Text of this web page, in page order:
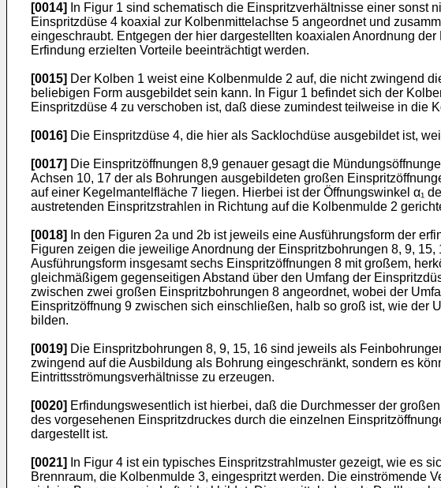
[0014]
In Figur 1 sind schematisch die Einspritzverhältnisse einer
Einspritzdüse 4 koaxial zur Kolbenmittelachse 5 angeordnet und
eingeschraubt. Entgegen der hier dargestellten koaxialen Anordnung
Erfindung erzielten Vorteile beeinträchtigt werden.
[0015] Der Kolben 1 weist eine Kolbenmulde 2 auf, die nicht zwingend
beliebigen Form ausgebildet sein kann. In Figur 1 befindet sich der
Einspritzdüse 4 zu verschoben ist, daß diese zumindest teilweise in die
[0016] Die Einspritzdüse 4, die hier als Sacklochdüse ausgebildet ist,
[0017] Die Einspritzöffnungen 8,9 genauer gesagt die
Achsen 10, 17 der als Bohrungen ausgebildeten großen
auf einer Kegelmantelfläche 7 liegen. Hierbei ist der Öffnungswinkel α₁
austretenden Einspritzstrahlen in Richtung auf die Kolbenmulde 2
[0018]
In den Figuren 2a und 2b ist jeweils eine Ausführungsform der
Figuren zeigen die jeweilige Anordnung der Einspritzbohrungen 8, 9,
Ausführungsform insgesamt sechs Einspritzöffnungen 8 mit großem,
gleichmäßigem gegenseitigen Abstand über den Umfang der
zwischen zwei großen Einspritzbohrungen 8 angeordnet, wobei der
Einspritzöffnung 9 zwischen sich einschließen, halb so groß ist, wie der
bilden.
[0019] Die Einspritzbohrungen 8, 9, 15, 16 sind jeweils als
zwingend auf die Ausbildung als Bohrung eingeschränkt, sondern es
Eintrittsströmungsverhältnisse zu erzeugen.
[0020] Erfindungswesentlich ist hierbei, daß die Durchmesser der
des vorgesehenen Einspritzdruckes durch die einzelnen
dargestellt ist.
[0021]
In Figur 4 ist ein typisches Einspritzstrahlmuster gezeigt, wie es
Brennraum, die Kolbenmulde 3, eingespritzt werden. Die einströmende